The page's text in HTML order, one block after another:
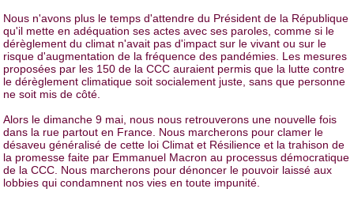
Nous n'avons plus le temps d'attendre du Président de la République
qu'il mette en adéquation ses actes avec ses paroles, comme si le
dérèglement du climat n'avait pas d'impact sur le vivant ou sur le
risque d'augmentation de la fréquence des pandémies. Les mesures
proposées par les 150 de la CCC auraient permis que la lutte contre
le dérèglement climatique soit socialement juste, sans que personne
ne soit mis de côté.
Alors le dimanche 9 mai, nous nous retrouverons une nouvelle fois
dans la rue partout en France. Nous marcherons pour clamer le
désaveu généralisé de cette loi Climat et Résilience et la trahison de
la promesse faite par Emmanuel Macron au processus démocratique
de la CCC. Nous marcherons pour dénoncer le pouvoir laissé aux
lobbies qui condamnent nos vies en toute impunité.